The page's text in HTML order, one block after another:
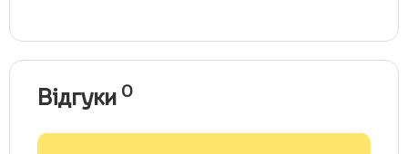
Відгуки 0